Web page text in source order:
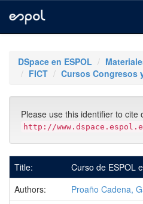
navigationDSpace en ESPOL
FICT
Cursos Congresos
Please use this identifier to cite
http://
Title:
Curso de ESPOL
Authors:
Proaño Cadena,